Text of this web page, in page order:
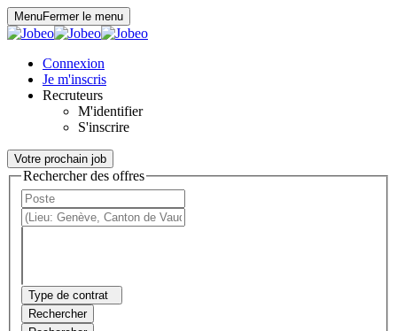
MenuFermer le menu
Connexion
Je m'inscris
Recruteurs
M'identifier
S'inscrire
Votre prochain job
Rechercher des offres
Type de contrat
Rechercher
Panneau de gestion des cookies